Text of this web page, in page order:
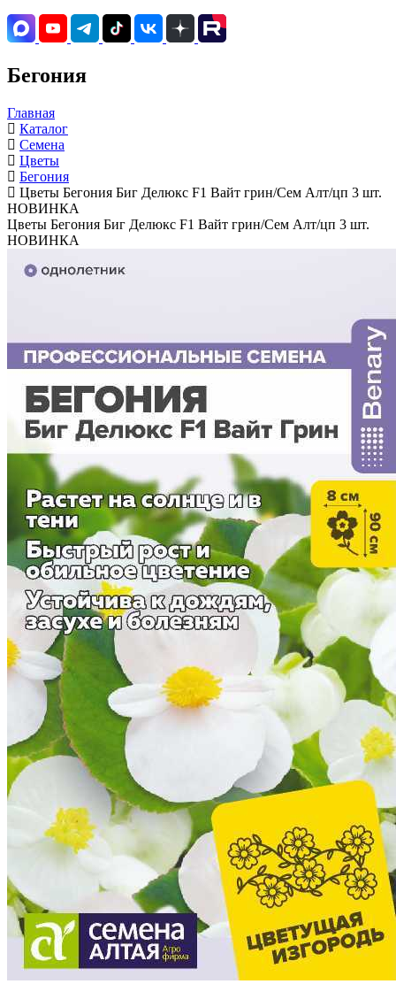
Бегония
Главная
Каталог
Семена
Цветы
Бегония
Цветы Бегония Биг Делюкс F1 Вайт грин/Сем Алт/цп 3 шт.
НОВИНКА
Цветы Бегония Биг Делюкс F1 Вайт грин/Сем Алт/цп 3 шт.
НОВИНКА